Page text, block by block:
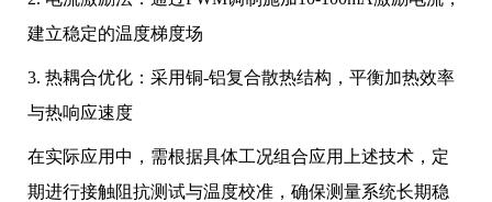
建立稳定的温度梯度场
3. 热耦合优化：采用铜-铝复合散热结构，平衡加热效率
与热响应速度
在实际应用中，需根据具体工况组合应用上述技术，定
期进行接触阻抗测试与温度校准，确保测量系统长期稳